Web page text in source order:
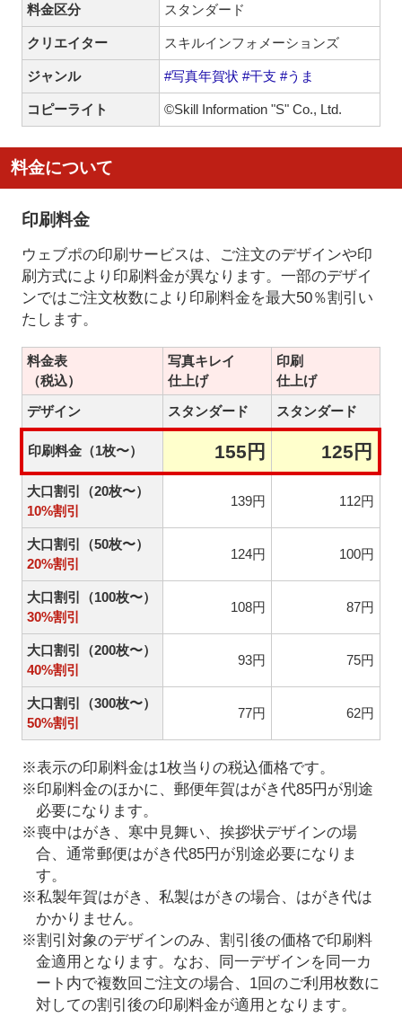
料金区分 スタンダード
クリエイター スキルインフォメーションズ
ジャンル #写真年賀状 #干支 #うま
コピーライト ©Skill Information "S" Co., Ltd.
料金について
印刷料金
ウェブポの印刷サービスは、ご注文のデザインや印
刷方式により印刷料金が異なります。一部のデザイ
ンではご注文枚数により印刷料金を最大50％割引い
たします。
料金表
（税込）
写真キレイ
仕上げ
印刷
仕上げ
デザイン
スタンダード スタンダード
印刷料金（1枚〜） 155円 125円
大口割引（20枚〜）
10%割引
139円 112円
大口割引（50枚〜）
20%割引
124円 100円
大口割引（100枚〜）
30%割引
108円 87円
大口割引（200枚〜）
40%割引
93円 75円
大口割引（300枚〜）
50%割引
77円 62円
※表示の印刷料金は1枚当りの税込価格です。
※印刷料金のほかに、郵便年賀はがき代85円が別途
必要になります。
※喪中はがき、寒中見舞い、挨拶状デザインの場
合、通常郵便はがき代85円が別途必要になりま
す。
※私製年賀はがき、私製はがきの場合、はがき代は
かかりません。
※割引対象のデザインのみ、割引後の価格で印刷料
金適用となります。なお、同一デザインを同一カ
ート内で複数回ご注文の場合、1回のご利用枚数に
対しての割引後の印刷料金が適用となります。